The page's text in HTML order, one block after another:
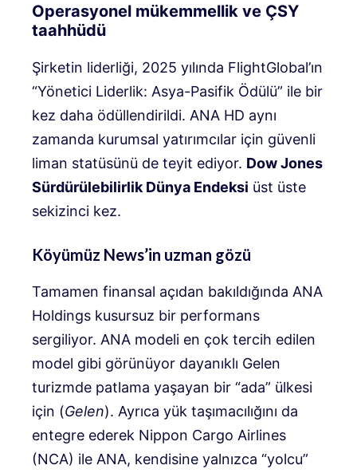
Operasyonel mükemmellik ve ÇSY
taahhüdü
Şirketin liderliği, 2025 yılında FlightGlobal’ın
“Yönetici Liderlik: Asya-Pasifik Ödülü” ile bir
kez daha ödüllendirildi. ANA HD aynı
zamanda kurumsal yatırımcılar için güvenli
liman statüsünü de teyit ediyor. Dow Jones
Sürdürülebilirlik Dünya Endeksi üst üste
sekizinci kez.
Köyümüz News’in uzman gözü
Tamamen finansal açıdan bakıldığında ANA
Holdings kusursuz bir performans
sergiliyor. ANA modeli en çok tercih edilen
model gibi görünüyor dayanıklı Gelen
turizmde patlama yaşayan bir “ada” ülkesi
için (Gelen). Ayrıca yük taşımacılığını da
entegre ederek Nippon Cargo Airlines
(NCA) ile ANA, kendisine yalnızca “yolcu”